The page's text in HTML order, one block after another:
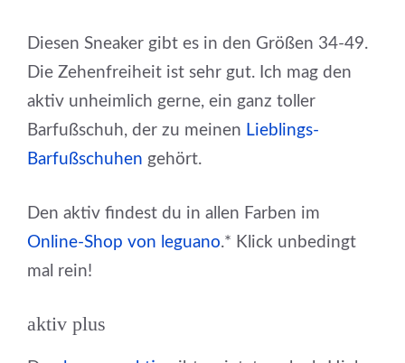
Diesen Sneaker gibt es in den Größen 34-49.
Die Zehenfreiheit ist sehr gut. Ich mag den
aktiv unheimlich gerne, ein ganz toller
Barfußschuh, der zu meinen Lieblings-
Barfußschuhen gehört.
Den aktiv findest du in allen Farben im
Online-Shop von leguano.* Klick unbedingt
mal rein!
aktiv plus